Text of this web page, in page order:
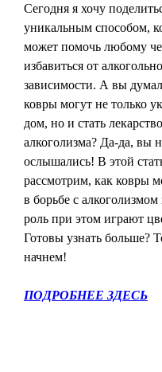
Сегодня я хочу
уникальным способом,
может помочь любому
избавиться от
зависимости. А вы
ковры могут не только
дом, но и стать
алкоголизма? Да-да, вы
ослышались! В этой
рассмотрим, как ковры
в борьбе с
роль при этом играют
Готовы узнать больше?
начнем!
ПОДРОБНЕЕ ЗДЕСЬ